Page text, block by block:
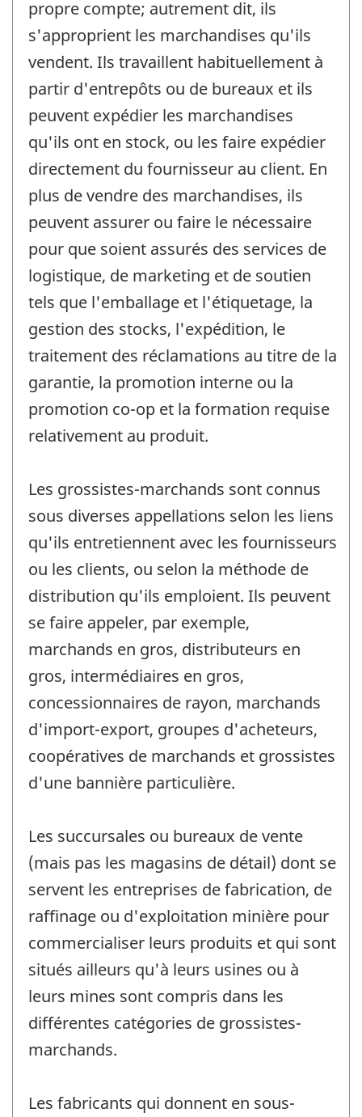
propre compte; autrement dit, ils
s'approprient les marchandises qu'ils
vendent. Ils travaillent habituellement à
partir d'entrepôts ou de bureaux et ils
peuvent expédier les marchandises
qu'ils ont en stock, ou les faire expédier
directement du fournisseur au client. En
plus de vendre des marchandises, ils
peuvent assurer ou faire le nécessaire
pour que soient assurés des services de
logistique, de marketing et de soutien
tels que l'emballage et l'étiquetage, la
gestion des stocks, l'expédition, le
traitement des réclamations au titre de la
garantie, la promotion interne ou la
promotion co-op et la formation requise
relativement au produit.
Les grossistes-marchands sont connus
sous diverses appellations selon les liens
qu'ils entretiennent avec les fournisseurs
ou les clients, ou selon la méthode de
distribution qu'ils emploient. Ils peuvent
se faire appeler, par exemple,
marchands en gros, distributeurs en
gros, intermédiaires en gros,
concessionnaires de rayon, marchands
d'import-export, groupes d'acheteurs,
coopératives de marchands et grossistes
d'une bannière particulière.
Les succursales ou bureaux de vente
(mais pas les magasins de détail) dont se
servent les entreprises de fabrication, de
raffinage ou d'exploitation minière pour
commercialiser leurs produits et qui sont
situés ailleurs qu'à leurs usines ou à
leurs mines sont compris dans les
différentes catégories de grossistes-
marchands.
Les fabricants qui donnent en sous-